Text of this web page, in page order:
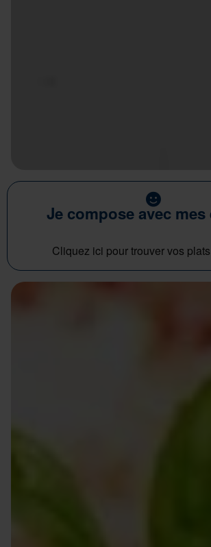
Je compose avec mes
Cliquez ici pour trouver vos